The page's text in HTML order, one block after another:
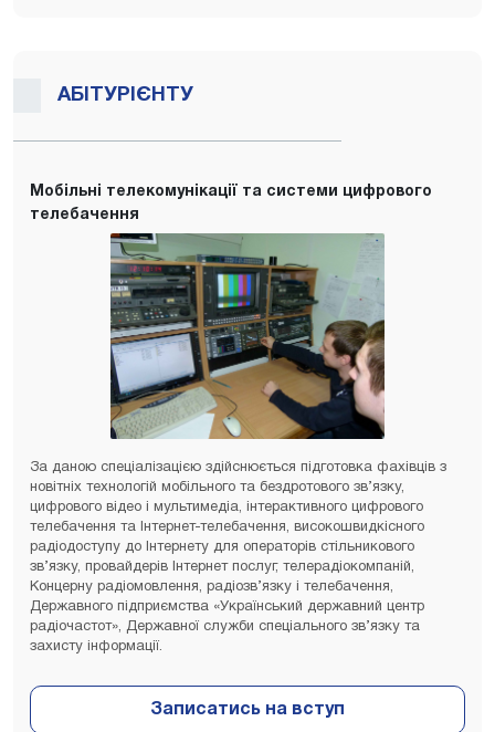
АБІТУРІЄНТУ
Мобільні телекомунікації та системи цифрового
телебачення
За даною спеціалізацією здійснюється підготовка фахівців з
новітніх технологій мобільного та бездротового зв’язку,
цифрового відео і мультимедіа, інтерактивного цифрового
телебачення та Інтернет-телебачення, високошвидкісного
радіодоступу до Інтернету для операторів стільникового
зв’язку, провайдерів Інтернет послуг, телерадіокомпаній,
Концерну радіомовлення, радіозв’язку і телебачення,
Державного підприємства «Український державний центр
радіочастот», Державної служби спеціального зв’язку та
захисту інформації.